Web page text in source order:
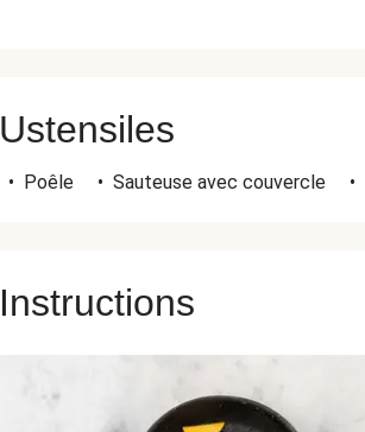
Ustensiles
• Poêle • Sauteuse avec couvercle •
Instructions